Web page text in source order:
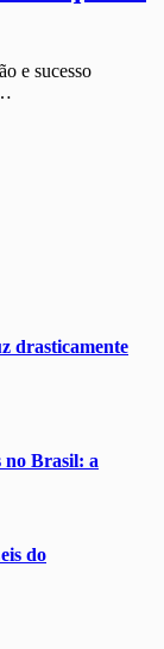
e sucesso
drasticamente
no Brasil: a
do